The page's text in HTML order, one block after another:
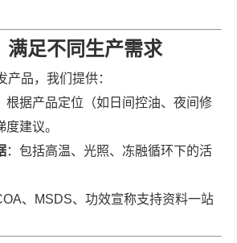
满足不同生产需求
产品，我们提供：
根据产品定位（如日间控油、夜间修
建议。
：包括高温、光照、冻融循环下的活
、MSDS、功效宣称支持资料一站